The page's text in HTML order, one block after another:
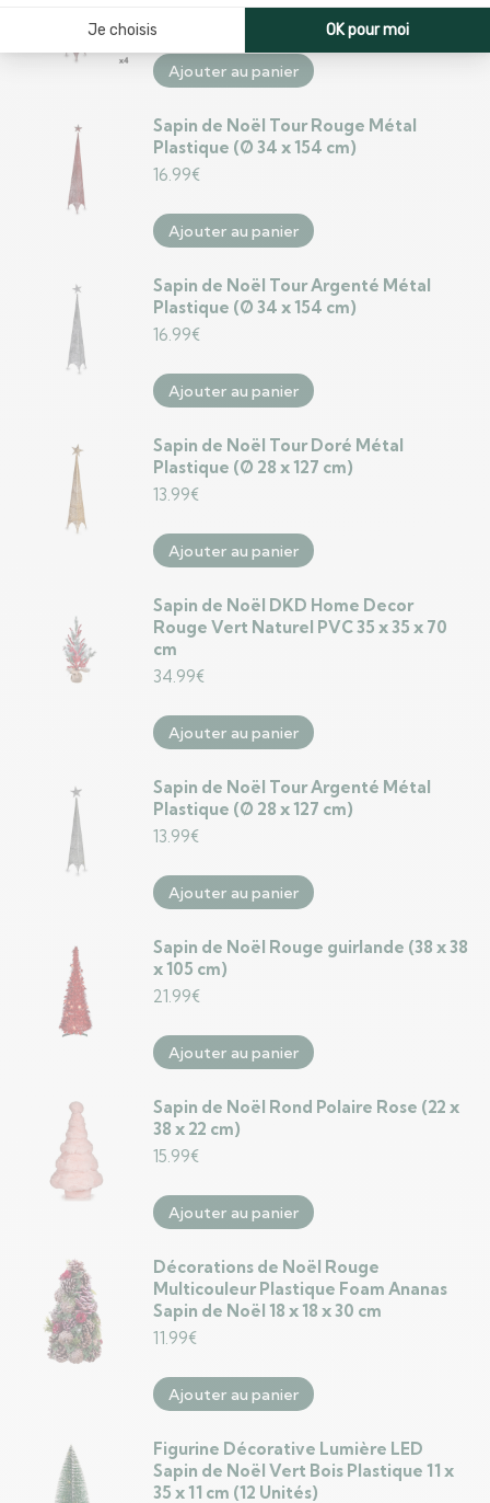
Ajouter au panier
Sapin de Noël Tour Rouge Métal
Plastique (Ø 34 x 154 cm)
16.99€
Ajouter au panier
Sapin de Noël Tour Argenté Métal
Plastique (Ø 34 x 154 cm)
16.99€
Ajouter au panier
Sapin de Noël Tour Doré Métal
Plastique (Ø 28 x 127 cm)
13.99€
Ajouter au panier
Sapin de Noël DKD Home Decor
Rouge Vert Naturel PVC 35 x 35 x 70
cm
34.99€
Ajouter au panier
Sapin de Noël Tour Argenté Métal
Plastique (Ø 28 x 127 cm)
13.99€
Ajouter au panier
Sapin de Noël Rouge guirlande (38 x 38
x 105 cm)
21.99€
Ajouter au panier
Sapin de Noël Rond Polaire Rose (22 x
38 x 22 cm)
15.99€
Ajouter au panier
Décorations de Noël Rouge
Multicouleur Plastique Foam Ananas
Sapin de Noël 18 x 18 x 30 cm
11.99€
Ajouter au panier
Figurine Décorative Lumière LED
Sapin de Noël Vert Bois Plastique 11 x
35 x 11 cm (12 Unités)